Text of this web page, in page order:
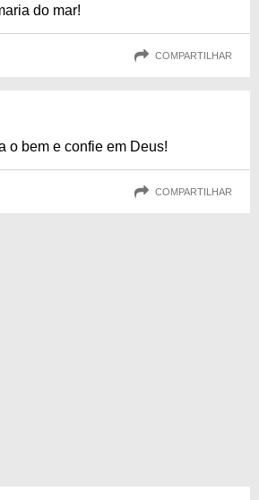
do mar!
COMPARTILHAR
o bem e confie em Deus!
COMPARTILHAR